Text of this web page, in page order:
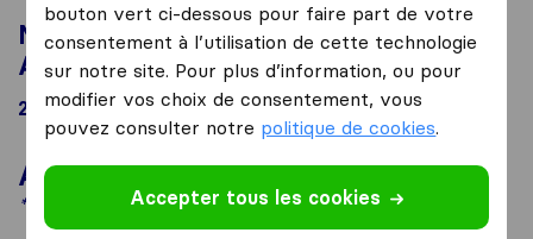
Moving en France à la recherche de
Assurance santé
21 résultats
A la Une
*Sponsorisé
bouton vert ci-dessous pour faire part de votre
consentement à l’utilisation de cette technologie
sur notre site. Pour plus d’information, ou pour
modifier vos choix de consentement, vous
pouvez consulter notre politique de cookies.
Accepter tous les cookies